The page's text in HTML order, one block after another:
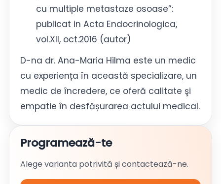
cu multiple metastaze osoase”:
publicat in Acta Endocrinologica,
vol.XII, oct.2016 (autor)
D-na dr. Ana-Maria Hilma este un medic
cu experiența în această specializare, un
medic de încredere, ce oferă calitate şi
empatie în desfășurarea actului medical.
Programează-te
Alege varianta potrivită și contactează-ne.